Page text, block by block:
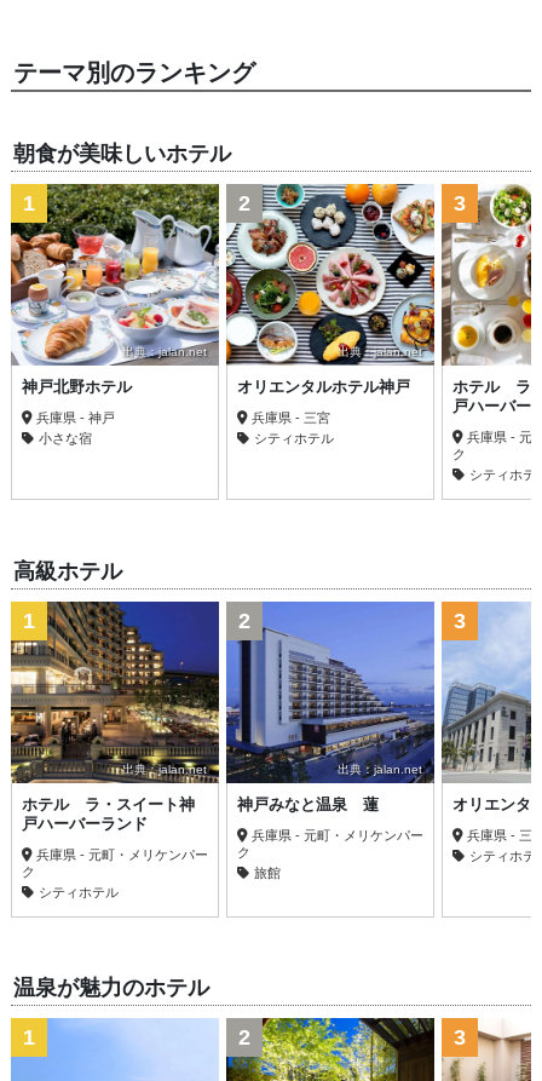
テーマ別のランキング
朝食が美味しいホテル
出典：jalan.net
1
神戸北野ホテル
兵庫県 - 神戸
小さな宿
出典：jalan.net
2
オリエンタルホテル神戸
兵庫県 - 三宮
シティホテル
3
ホテル ラ
戸ハーバー
兵庫県 - 元
ク
シティホテ
高級ホテル
出典：jalan.net
1
ホテル ラ・スイート神
戸ハーバーランド
兵庫県 - 元町・メリケンパー
ク
シティホテル
出典：jalan.net
2
神戸みなと温泉 蓮
兵庫県 - 元町・メリケンパー
ク
旅館
3
オリエンタ
兵庫県 - 三
シティホテ
温泉が魅力のホテル
1 2 3